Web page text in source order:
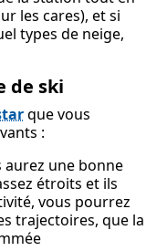
les cares), et si
types de neige,
de ski
que vous
:
aurez une bonne
étroits et ils
vous pourrez
trajectoires, que la